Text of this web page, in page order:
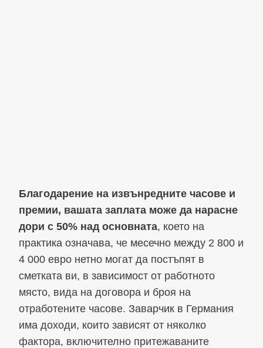
Благодарение на извънредните часове и
премии, вашата заплата може да нарасне
дори с 50% над основната, което на
практика означава, че месечно между 2 800 и
4 000 евро нетно могат да постъпят в
сметката ви, в зависимост от работното
място, вида на договора и броя на
отработените часове. Заварчик в Германия
има доходи, които зависят от няколко
фактора, включително притежаваните